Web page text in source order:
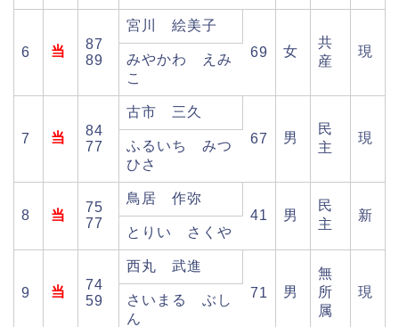
6 当
87
89
宮川 絵美子
69
女
共
産
現
みやかわ えみ
こ
7 当
84
77
古市 三久
67
男
民
主
現
ふるいち みつ
ひさ
8 当
75
77
鳥居 作弥
41
男
民
主
新
とりい さくや
9 当
74
59
西丸 武進
71
男
無
所
属
現
さいまる ぶし
ん